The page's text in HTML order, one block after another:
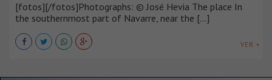
[fotos][/fotos]Photographs: © José Hevia The place In
the southernmost part of Navarre, near the [...]
VER +